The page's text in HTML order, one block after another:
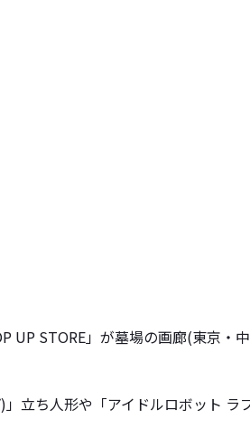
UP STORE」が墓場の画廊(東京
立ち人形や「アイドルロボット